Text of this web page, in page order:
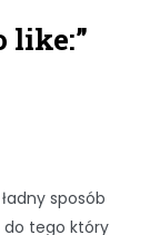
like:”
sposób
do tego który